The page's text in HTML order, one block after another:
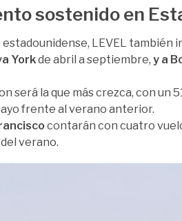
sostenido en
estadounidense, LEVEL también
Yorkde abril a septiembre, y a
será la que más crezca, con un
frente al verano anterior.
contarán con cuatro
verano.